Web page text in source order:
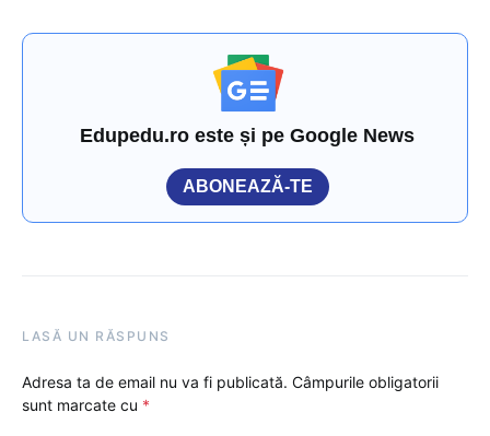
Edupedu.ro este și pe Google News
ABONEAZĂ-TE
LASĂ UN RĂSPUNS
Adresa ta de email nu va fi publicată. Câmpurile obligatorii
sunt marcate cu *